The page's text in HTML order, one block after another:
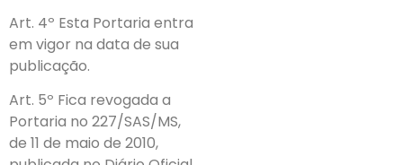
Art. 4º Esta Portaria entra
em vigor na data de sua
publicação.
Art. 5º Fica revogada a
Portaria no 227/SAS/MS,
de 11 de maio de 2010,